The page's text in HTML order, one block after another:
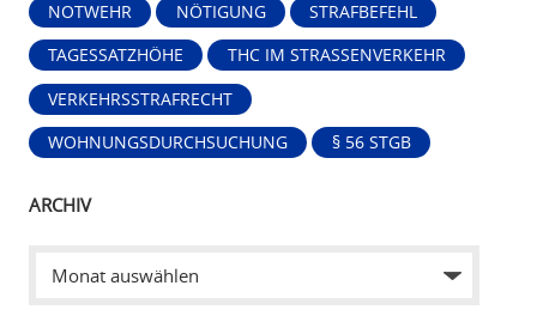
NOTWEHR NÖTIGUNG STRAFBEFEHL
TAGESSATZHÖHE THC IM STRASSENVERKEHR
VERKEHRSSTRAFRECHT
WOHNUNGSDURCHSUCHUNG § 56 STGB
ARCHIV